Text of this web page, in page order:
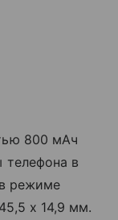
800 мАч
телефона в
режиме
х 14,9 мм.